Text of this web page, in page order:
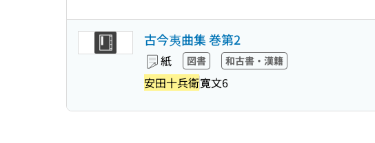
古今夷曲集 巻第2
紙 図書 和古書・漢籍
安田十兵衛寛文6